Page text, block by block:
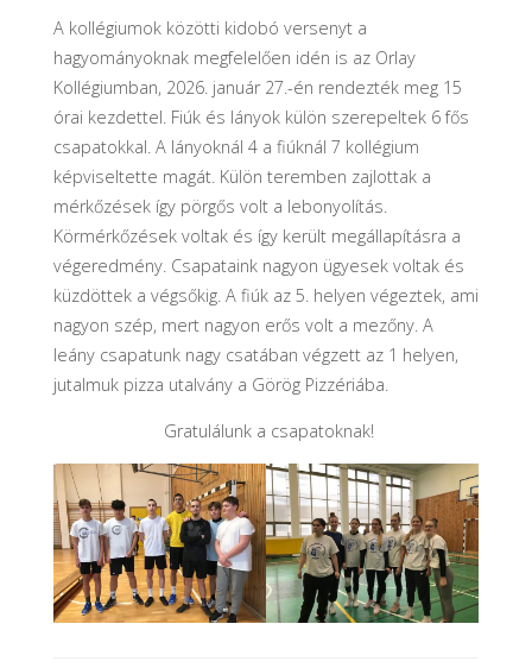
A kollégiumok közötti kidobó versenyt a
hagyományoknak megfelelően idén is az Orlay
Kollégiumban, 2026. január 27.-én rendezték meg 15
órai kezdettel. Fiúk és lányok külön szerepeltek 6 fős
csapatokkal. A lányoknál 4 a fiúknál 7 kollégium
képviseltette magát. Külön teremben zajlottak a
mérkőzések így pörgős volt a lebonyolítás.
Körmérkőzések voltak és így került megállapításra a
végeredmény. Csapataink nagyon ügyesek voltak és
küzdöttek a végsőkig. A fiúk az 5. helyen végeztek, ami
nagyon szép, mert nagyon erős volt a mezőny. A
leány csapatunk nagy csatában végzett az 1 helyen,
jutalmuk pizza utalvány a Görög Pizzériába.
Gratulálunk a csapatoknak!